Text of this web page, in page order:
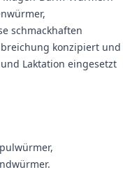
schmackhaften
konzipiert und
Laktation eingesetzt